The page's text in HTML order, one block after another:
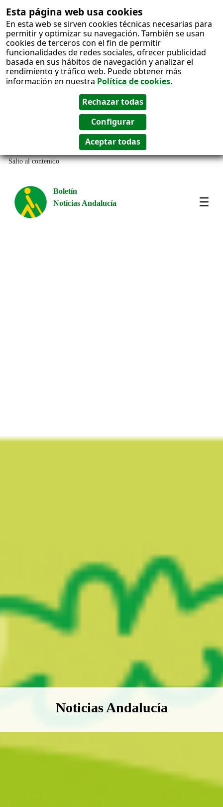
Esta página web usa cookies
En esta web se sirven cookies técnicas necesarias para
permitir y optimizar su navegación. También se usan
cookies de terceros con el fin de permitir
funcionalidades de redes sociales, ofrecer publicidad
basada en sus hábitos de navegación y analizar el
rendimiento y tráfico web. Puede obtener más
información en nuestra Política de cookies.
Salto al contenido
Boletín
Noticias Andalucía
Boletín Noticias Andalucía
Noticias Andalucía